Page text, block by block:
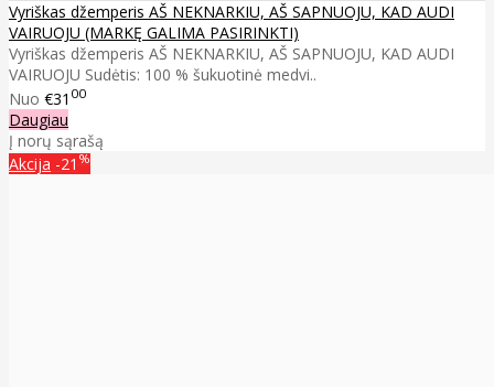
Vyriškas džemperis AŠ NEKNARKIU, AŠ SAPNUOJU, KAD AUDI
VAIRUOJU (MARKĘ GALIMA PASIRINKTI)
Vyriškas džemperis AŠ NEKNARKIU, AŠ SAPNUOJU, KAD AUDI
VAIRUOJU Sudėtis: 100 % šukuotinė medvi..
Nuo €31 00
Daugiau
Į norų sąrašą
Akcija -21 %